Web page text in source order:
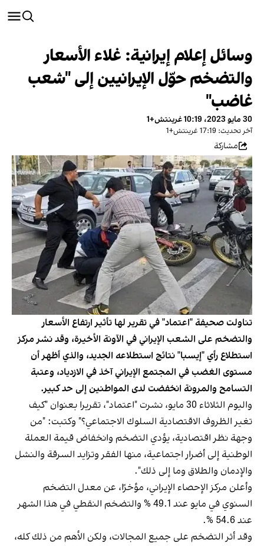
وسائل إعلام إيرانية: غلاء الأسعار
والتضخم حوّل الإيرانيين إلى "شعب
غاضب"
30 مايو 2023، 10:19 غرينتش+1
آخر تحديث: 17:19 غرينتش+1
مشاركة
تناولت صحيفة "اعتماد" في تقرير لها تأثير ارتفاع الأسعار
والتضخم على الشعب الإيراني في الآونة الأخيرة، وقد نشر مركز
استطلاع رأي "إيسبا" نتائج استطلاعه الجديد، والذي أظهر أن
مستوى الغضب في المجتمع الإيراني آخذ في الازدياد، وعتبة
التسامح والمرونة انخفضت لدى المواطنين إلى حد كبير.
واليوم الثلاثاء 30 مايو، نشرت "اعتماد"، تقريرا بعنوان "كيف
تغير الظروف الاقتصادية السلوك الاجتماعي؟" وكتبت: "من
وجهة نظر اقتصادية، يؤدي التضخم وانخفاض قيمة العملة
الوطنية إلى أضرار اجتماعية، منها الفقر وتزايد السرقة والنشل
والإدمان والطلاق وما إلى ذلك".
وأعلن مركز الإحصاء الإيراني، مؤخرًا، عن معدل التضخم
السنوي في مايو عند 49.1 % والتضخم النقطي في هذا الشهر
عند 54.6 %.
وقد أثر التضخم على جميع المجالات، ولكن الأهم من ذلك كله،